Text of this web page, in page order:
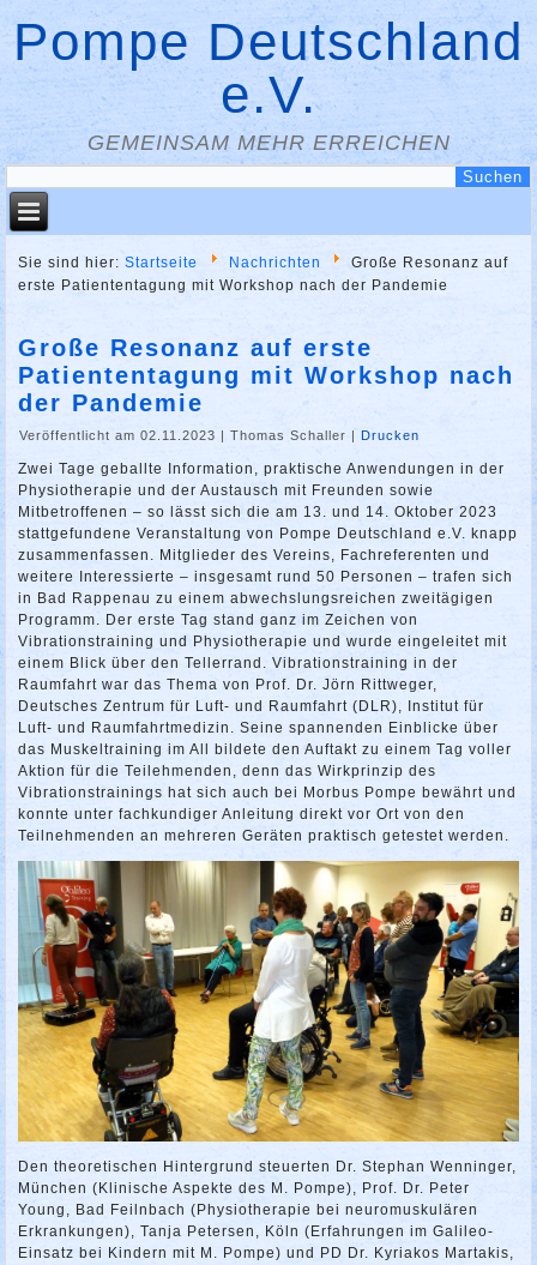
Pompe Deutschland
e.V.
GEMEINSAM MEHR ERREICHEN
Sie sind hier:Startseite Nachrichten
Große Resonanz auf
erste Patiententagung mit Workshop nach der Pandemie
Große Resonanz auf erste
Patiententagung mit Workshop nach
der Pandemie
Veröffentlicht am 02.11.2023 |Thomas Schaller |Drucken
Zwei Tage geballte Information, praktische Anwendungen in der
Physiotherapie und der Austausch mit Freunden sowie
Mitbetroffenen – so lässt sich die am 13. und 14. Oktober 2023
stattgefundene Veranstaltung von Pompe Deutschland e.V. knapp
zusammenfassen. Mitglieder des Vereins, Fachreferenten und
weitere Interessierte – insgesamt rund 50 Personen – trafen sich
in Bad Rappenau zu einem abwechslungsreichen zweitägigen
Programm. Der erste Tag stand ganz im Zeichen von
Vibrationstraining und Physiotherapie und wurde eingeleitet mit
einem Blick über den Tellerrand. Vibrationstraining in der
Raumfahrt war das Thema von Prof. Dr. Jörn Rittweger,
Deutsches Zentrum für Luft- und Raumfahrt (DLR), Institut für
Luft- und Raumfahrtmedizin. Seine spannenden Einblicke über
das Muskeltraining im All bildete den Auftakt zu einem Tag voller
Aktion für die Teilehmenden, denn das Wirkprinzip des
Vibrationstrainings hat sich auch bei Morbus Pompe bewährt und
konnte unter fachkundiger Anleitung direkt vor Ort von den
Teilnehmenden an mehreren Geräten praktisch getestet werden.
Den theoretischen Hintergrund steuerten Dr. Stephan Wenninger,
München (Klinische Aspekte des M. Pompe), Prof. Dr. Peter
Young, Bad Feilnbach (Physiotherapie bei neuromuskulären
Erkrankungen), Tanja Petersen, Köln (Erfahrungen im Galileo-
Einsatz bei Kindern mit M. Pompe) und PD Dr. Kyriakos Martakis,